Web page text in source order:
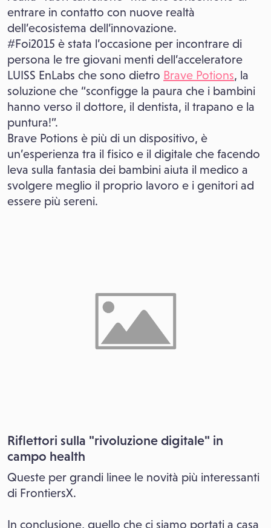
entrare in contatto con nuove realtà
dell’ecosistema dell’innovazione.
#Foi2015 è stata l’occasione per incontrare di
persona le tre giovani menti dell’acceleratore
LUISS EnLabs che sono dietro Brave Potions, la
soluzione che “sconfigge la paura che i bambini
hanno verso il dottore, il dentista, il trapano e la
puntura!”.
Brave Potions è più di un dispositivo, è
un’esperienza tra il fisico e il digitale che facendo
leva sulla fantasia dei bambini aiuta il medico a
svolgere meglio il proprio lavoro e i genitori ad
essere più sereni.
Riflettori sulla "rivoluzione digitale" in
campo health
Queste per grandi linee le novità più interessanti
di FrontiersX.
In conclusione, quello che ci siamo portati a casa